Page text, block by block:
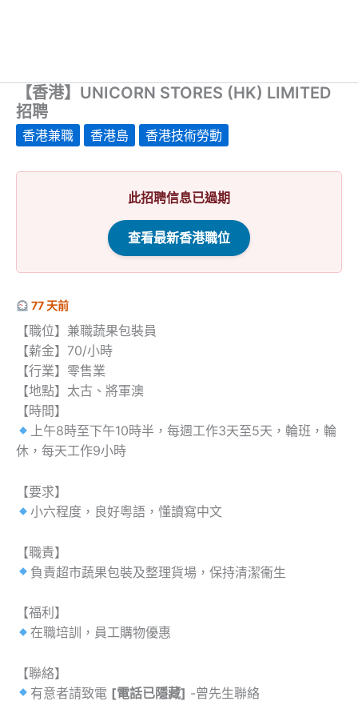
【香港】UNICORN STORES (HK) LIMITED
招聘
香港兼職 香港島 香港技術勞動
此招聘信息已過期
查看最新香港職位
77 天前
【職位】兼職蔬果包裝員
【薪金】70/小時
【行業】零售業
【地點】太古、將軍澳
【時間】
上午8時至下午10時半，每週工作3天至5天，輪班，輪
休，每天工作9小時
【要求】
小六程度，良好粵語，懂讀寫中文
【職責】
負責超市蔬果包裝及整理貨場，保持清潔衞生
【福利】
在職培訓，員工購物優惠
【聯絡】
有意者請致電 [電話已隱藏] -曾先生聯絡